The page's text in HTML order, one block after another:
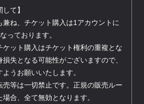
て】
兼ね、チケット購入は1アカウントに
っております。
ケット購入はチケット権利の重複とな
失となる可能性がございますので、
うお願いいたします。
売等は一切禁止です。正規の販売ルー
場合、全て無効となります。